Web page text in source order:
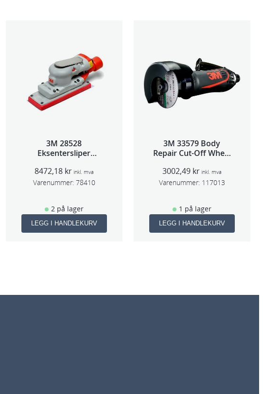
3M 28528
Eksentersliper
slag 70×198
8472,18 kr inkl. mva
Varenummer: 78410
2 på lager
LEGG I HANDLEKURV
3M 33579 Body
Repair Cut-Off Wheel
3002,49 kr inkl. mva
Varenummer: 117013
1 på lager
LEGG I HANDLEKURV